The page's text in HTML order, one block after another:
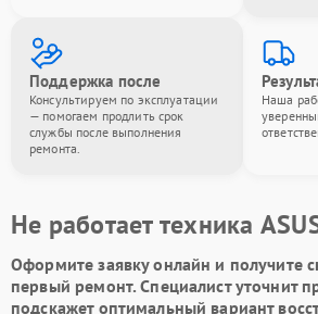
Поддержка после
Консультируем по эксплуатации
— помогаем продлить срок
службы после выполнения
ремонта.
Наша
Не работает техника
Оформите заявку онлайн и получите
первый ремонт. Специалист уточнит
подскажет оптимальный вариант